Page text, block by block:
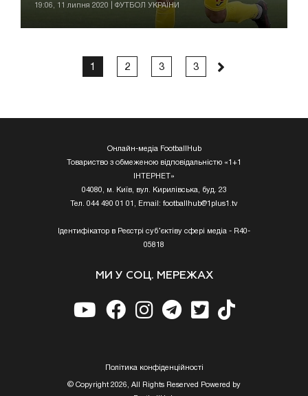
19:06, 11 липня 2020 | ФУТБОЛ УКРАЇНИ
1 2 3 3
Онлайн-медіа FootballHub
Товариство з обмеженою відповідальністю «1+1
ІНТЕРНЕТ»
04080, м. Київ, вул. Кирилівська, буд. 23
Тел. 044 490 01 01, Email: footballhub@1plus1.tv
Ідентифікатор в Реєстрі суб’єктіву сфері медіа - R40-
05818
МИ У СОЦ. МЕРЕЖАХ
Полiтика конфiденцiйностi
© Copyright 2026, All Rights Reserved Powered by